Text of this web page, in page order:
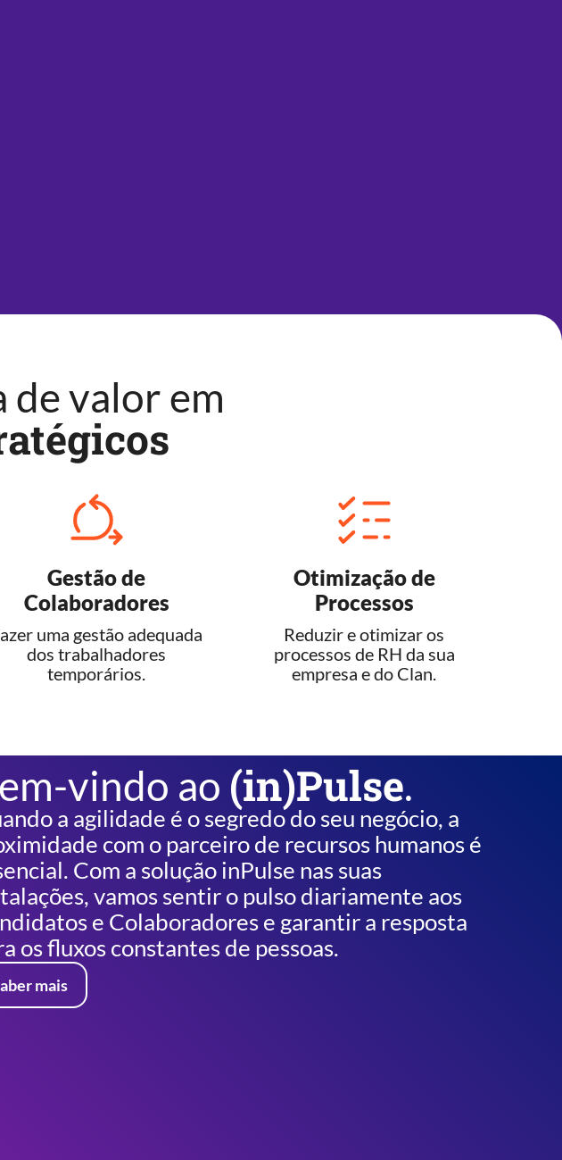
de valor em
Gestão de
Colaboradores
uma gestão adequada
dos trabalhadores
temporários.
Otimização de
Processos
Reduzir e otimizar os
processos de RH da sua
empresa e do Clan.
vindo ao (in)Pulse.
a agilidade é o segredo do seu negócio, a
com o parceiro de recursos humanos é
Com a solução inPulse nas suas
vamos sentir o pulso diariamente aos
e Colaboradores e garantir a resposta
os fluxos constantes de pessoas.
mais